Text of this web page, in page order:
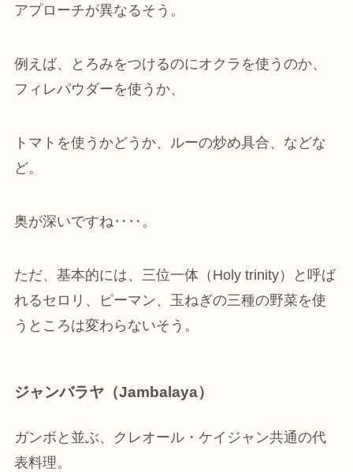
アプローチが異なるそう。
例えば、とろみをつけるのにオクラを使うのか、
フィレパウダーを使うか、
トマトを使うかどうか、ルーの炒め具合、などな
ど。
奥が深いですね‥‥。
ただ、基本的には、三位一体（Holy trinity）と呼ば
れるセロリ、ピーマン、玉ねぎの三種の野菜を使
うところは変わらないそう。
ジャンバラヤ（Jambalaya）
ガンボと並ぶ、クレオール・ケイジャン共通の代
表料理。